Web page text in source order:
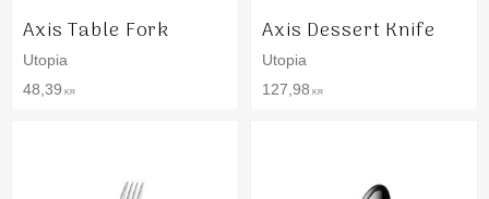
Axis Table Fork
Utopia
48,39 KR
Axis Dessert Knife
Utopia
127,98 KR